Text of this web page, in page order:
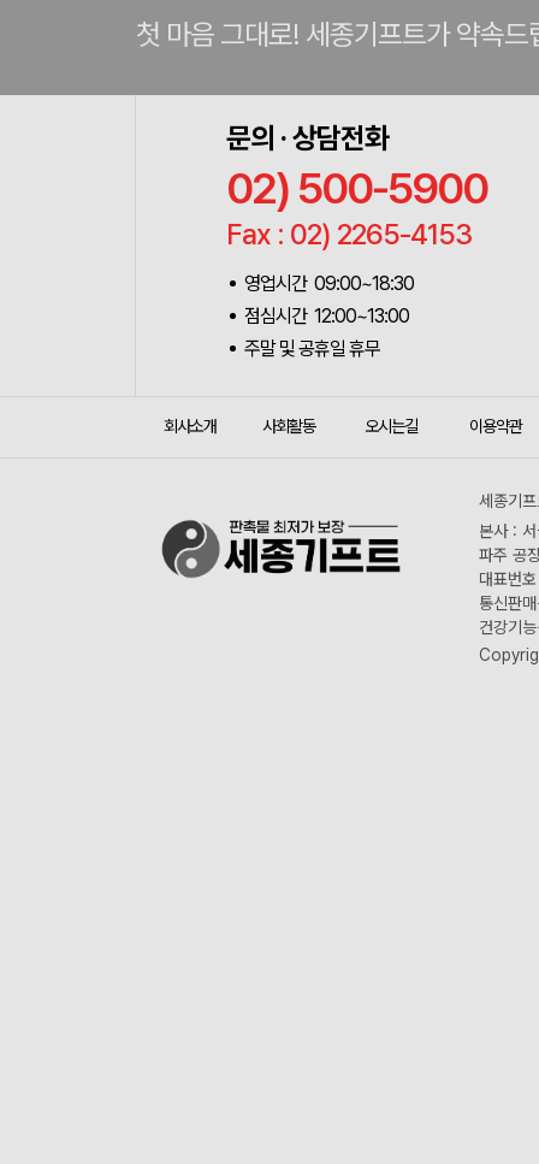
첫 마음 그대로! 세종기프트가 약속드
문의 · 상담전화
02) 500-5900
Fax : 02) 2265-4153
영업시간 09:00~18:30
점심시간 12:00~13:00
주말 및 공휴일 휴무
회사소개 사회활동 오시는길 이용약관
세종기
본사 :
파주 공
대표번
통신판
건강기